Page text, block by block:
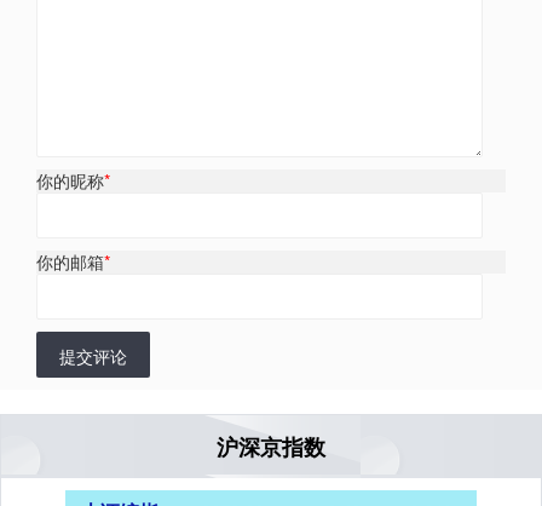
你的昵称*
你的邮箱*
提交评论
沪深京指数